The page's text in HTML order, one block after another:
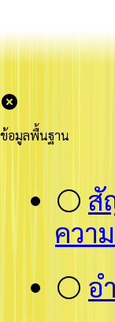
ข้อมูลพื้นฐาน
⚪ สั
ควา
⚪ อ